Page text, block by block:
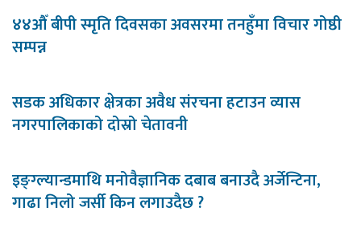
४४औँ बीपी स्मृति दिवसका अवसरमा तनहुँमा विचार गोष्ठी
सम्पन्न
सडक अधिकार क्षेत्रका अवैध संरचना हटाउन व्यास
नगरपालिकाको दोस्रो चेतावनी
इङ्ग्ल्यान्डमाथि मनोवैज्ञानिक दबाब बनाउदै अर्जेन्टिना,
गाढा निलो जर्सी किन लगाउदैछ ?